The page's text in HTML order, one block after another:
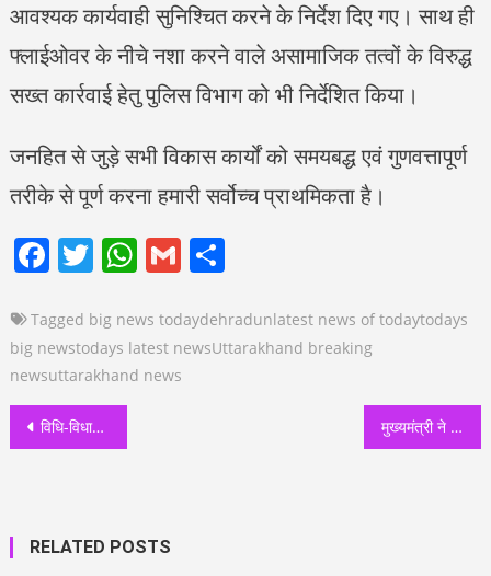
आवश्यक कार्यवाही सुनिश्चित करने के निर्देश दिए गए। साथ ही
फ्लाईओवर के नीचे नशा करने वाले असामाजिक तत्वों के विरुद्ध
सख्त कार्रवाई हेतु पुलिस विभाग को भी निर्देशित किया।
जनहित से जुड़े सभी विकास कार्यों को समयबद्ध एवं गुणवत्तापूर्ण
तरीके से पूर्ण करना हमारी सर्वोच्च प्राथमिकता है।
Facebook
Twitter
WhatsApp
GmailShare
Tagged big news todaydehradunlatest news of todaytodays
big newstodays latest newsUttarakhand breaking
newsuttarakhand news
Post
विधि-विधान के साथ खुले चतुर्थ केदार श्री रुद्रनाथ मंदिर के कपाट मुख्यमंत्री ने किया एम्बुलेंस का फ्लैग ऑफ
RELATED POSTS